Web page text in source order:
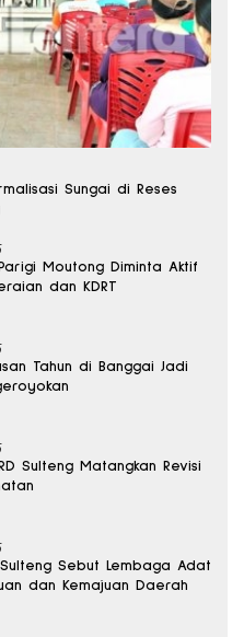
Sungai di Reses
Moutong Diminta Aktif
dan KDRT
Tahun di Banggai Jadi
Sulteng Matangkan Revisi
Sulteng Sebut Lembaga Adat
dan Kemajuan Daerah